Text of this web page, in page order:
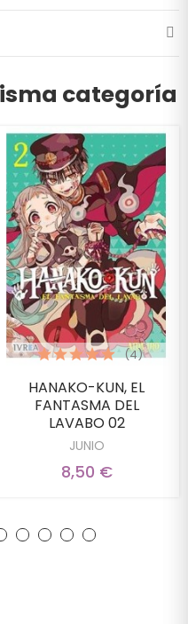
categoría
HANAKO-KUN, EL
FANTASMA DEL
LAVABO 02
JUNIO
(4)
8,50 €